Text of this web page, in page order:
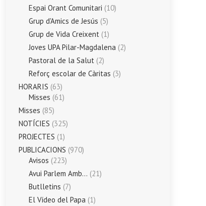
Espai Orant Comunitari (10)
Grup d'Amics de Jesús (5)
Grup de Vida Creixent (1)
Joves UPA Pilar-Magdalena (2)
Pastoral de la Salut (2)
Reforç escolar de Càritas (3)
HORARIS (63)
Misses (61)
Misses (85)
NOTÍCIES (325)
PROJECTES (1)
PUBLICACIONS (970)
Avisos (223)
Avui Parlem Amb… (21)
Butlletins (7)
El Vídeo del Papa (1)